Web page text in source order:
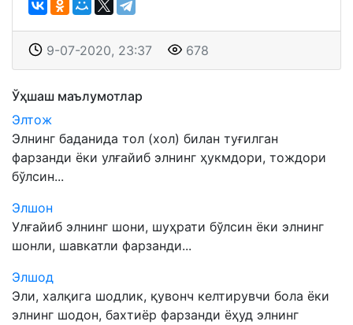
9-07-2020, 23:37 678
Ўҳшаш маълумотлар
Элтож
Элнинг баданида тол (хол) билан туғилган
фарзанди ёки улғайиб элнинг ҳукмдори, тождори
бўлсин...
Элшон
Улғайиб элнинг шони, шуҳрати бўлсин ёки элнинг
шонли, шавкатли фарзанди...
Элшод
Эли, халқига шодлик, қувонч келтирувчи бола ёки
элнинг шодон, бахтиёр фарзанди ёҳуд элнинг